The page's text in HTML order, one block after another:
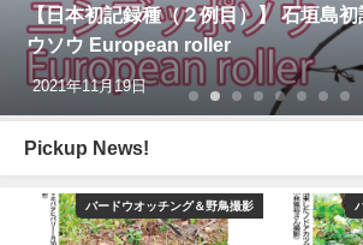
【日本初記録種（２例目）】 石垣島
ウソウ European roller
2021年11月19日
Pickup News!
バードウオッチング＆野鳥撮影